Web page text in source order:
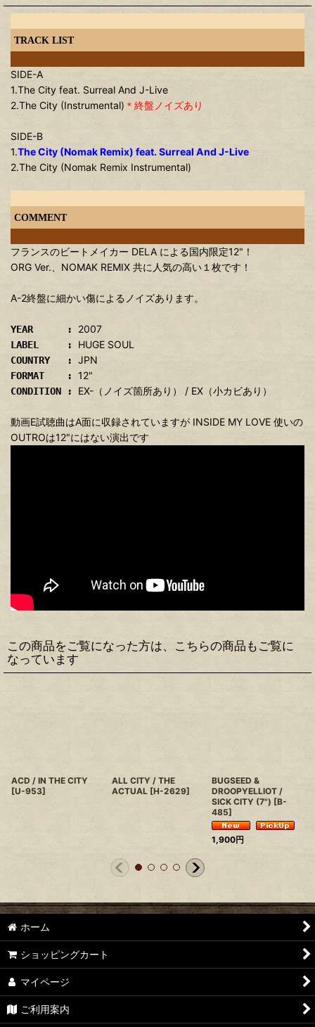
TRACK LIST
SIDE-A
1.The City feat. Surreal And J-Live
2.The City (Instrumental) ＊終盤ノイズあり
SIDE-B
1.The City (Nomak Remix) feat. Surreal And J-Live
2.The City (Nomak Remix Instrumental)
COMMENT
フランスのビートメイカー DELA による国内限定12"！
ORG Ver.、NOMAK REMIX 共に人気の高い１枚です！
A-2終盤に細かい傷によるノイズあります。
YEAR : 2007
LABEL : HUGE SOUL
COUNTRY : JPN
FORMAT : 12"
CONDITION : EX-（ノイズ箇所あり） / EX（小カビあり）
動画E試聴曲はA面に収録されていますが INSIDE MY LOVE 使いの
OUTROは12"にはない演出です
この商品をご覧になった方は、こちらの商品もご覧に
なっています
ACD / IN THE CITY
[U-953]
ALL CITY / THE
ACTUAL [H-2629]
BUGSEED &
DROOPYELLIOT /
SICK CITY (7") [B-
485]
1,900円
ホーム
ショッピングカート
マイページ
ご利用案内